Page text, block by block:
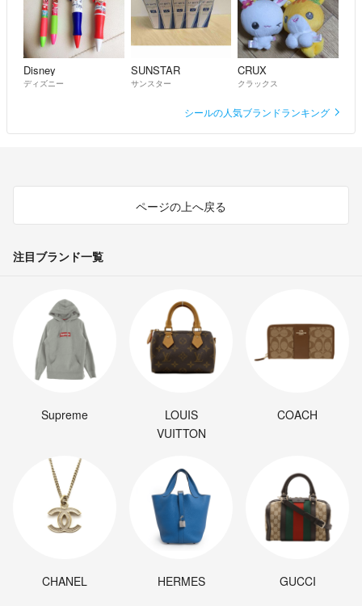
Disney
ディズニー
SUNSTAR
サンスター
CRUX
クラックス
シールの人気ブランドランキング
ページの上へ戻る
注目ブランド一覧
Supreme
LOUIS
VUITTON
COACH
CHANEL HERMES GUCCI